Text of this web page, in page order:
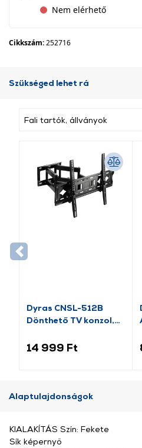
Nem elérhető
Cikkszám:252716
Szükséged lehet rá
Fali tartók, állványok
Dyras CNSL-512B
Dönthető TV konzol,
14 999 Ft
Alaptulajdonságok
KIALAKÍTÁS Szín: Fekete
Sík képernyő